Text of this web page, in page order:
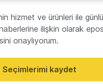
hizmet ve ürünleri ile
ilişkin olarak
onaylıyorum.
Seçimlerimi kaydet